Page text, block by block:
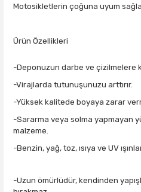
Motosikletlerin çoğuna uyum
Ürün Özellikleri
-Deponuzun darbe ve çizilmelere
-Virajlarda tutunuşunuzu arttırır.
-Yüksek kalitede boyaya zarar
-Sararma veya solma yapmayan
malzeme.
-Benzin, yağ, toz, ısıya ve UV
-Uzun ömürlüdür, kendinden